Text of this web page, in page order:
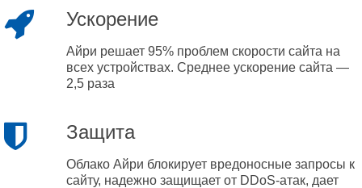
Ускорение
Айри решает 95% проблем скорости сайта на
всех устройствах. Среднее ускорение сайта —
2,5 раза
Защита
Облако Айри блокирует вредоносные запросы к
сайту, надежно защищает от DDoS-атак, дает